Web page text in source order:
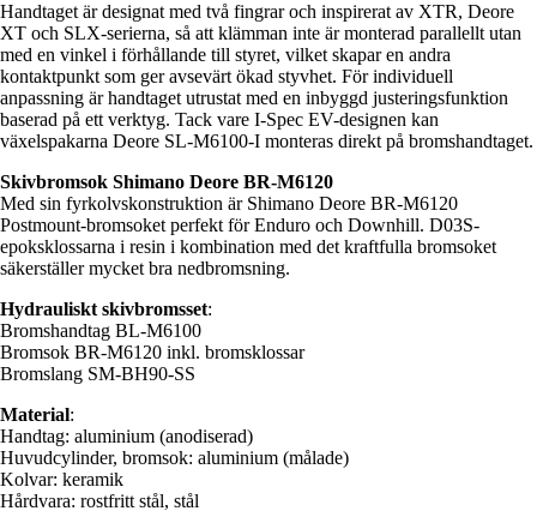
Handtaget är designat med två fingrar och inspirerat av XTR, Deore
XT och SLX-serierna, så att klämman inte är monterad parallellt utan
med en vinkel i förhållande till styret, vilket skapar en andra
kontaktpunkt som ger avsevärt ökad styvhet. För individuell
anpassning är handtaget utrustat med en inbyggd justeringsfunktion
baserad på ett verktyg. Tack vare I-Spec EV-designen kan
växelspakarna Deore SL-M6100-I monteras direkt på bromshandtaget.
Skivbromsok Shimano Deore BR-M6120
Med sin fyrkolvskonstruktion är Shimano Deore BR-M6120
Postmount-bromsoket perfekt för Enduro och Downhill. D03S-
epoksklossarna i resin i kombination med det kraftfulla bromsoket
säkerställer mycket bra nedbromsning.
Hydrauliskt skivbromsset:
Bromshandtag BL-M6100
Bromsok BR-M6120 inkl. bromsklossar
Bromslang SM-BH90-SS
Material:
Handtag: aluminium (anodiserad)
Huvudcylinder, bromsok: aluminium (målade)
Kolvar: keramik
Hårdvara: rostfritt stål, stål